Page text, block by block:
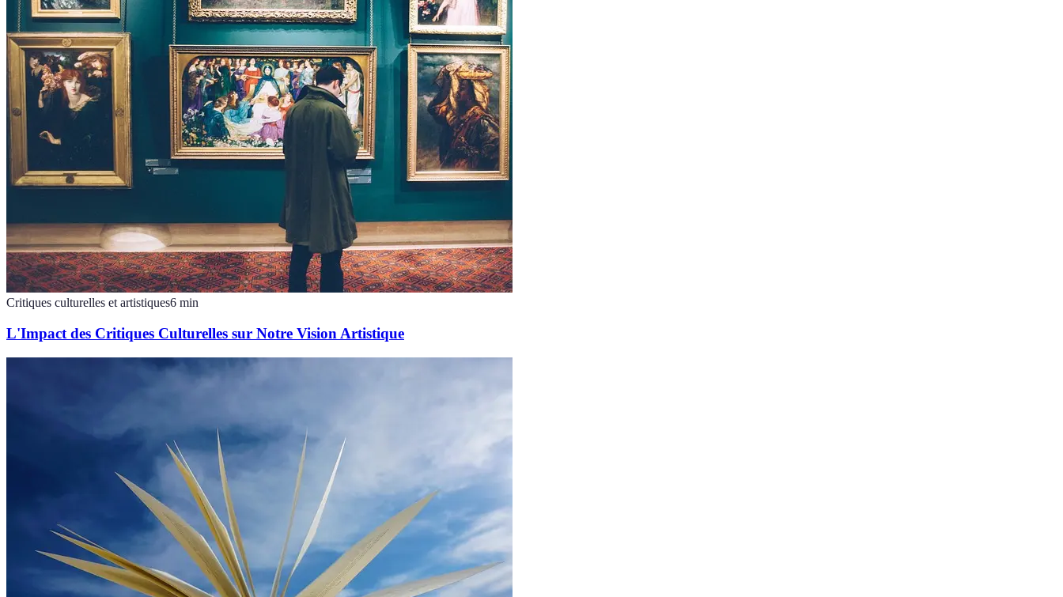
Critiques culturelles et artistiques6 min
L'Impact des Critiques Culturelles sur Notre Vision Artistique